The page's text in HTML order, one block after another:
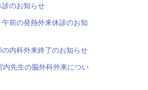
のお知らせ
午前の発熱外来休診のお知
内科外来終了のお知らせ
内先生の脳外科外来につい